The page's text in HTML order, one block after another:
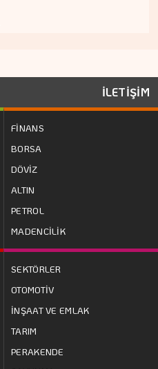
İLETİŞİM
FİNANS
BORSA
DÖVİZ
ALTIN
PETROL
MADENCİLİK
SEKTÖRLER
OTOMOTİV
İNŞAAT VE EMLAK
TARIM
PERAKENDE